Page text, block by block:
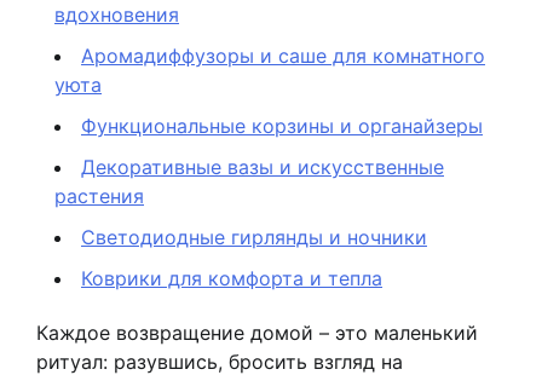
вдохновения
Аромадиффузоры и саше для комнатного
уюта
Функциональные корзины и органайзеры
Декоративные вазы и искусственные
растения
Светодиодные гирлянды и ночники
Коврики для комфорта и тепла
Каждое возвращение домой – это маленький
ритуал: разувшись, бросить взгляд на